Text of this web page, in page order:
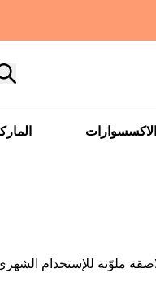
الاكسسوارات
ملوّنة للإستخدام